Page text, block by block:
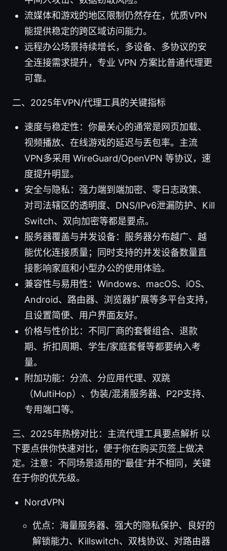
流媒体和游戏的地区限制仍然存在，优质VPN
能提供稳定的跨区域访问能力。
远程办公场景持续增长，多设备、多协议的安
全连接需求提升，专业 VPN 方案比普通代理更
可靠。
二、2025年VPN/代理工具的关键指标
速度与稳定性：你最关心的通常是网页加载、
视频播放、在线游戏的延迟与丢包率。主流
VPN多采用 WireGuard/OpenVPN 等协议，速
度提升明显。
安全与隐私：强力端到端加密、零日志政策、
对司法辖区的透明度、DNS/IPv6泄漏防护、Kill
Switch、双向加密等都是要点。
服务器覆盖与并发设备：服务器分布越广、越
能优化连接质量；同时支持的并发设备数量直
接影响家庭和小型办公的使用体验。
兼容性与易用性：Windows、macOS、iOS、
Android、路由器、浏览器扩展等多平台支持，
且设置简便、用户界面友好。
价格与性价比：不同厂商的套餐组合、退款
期、折扣周期、学生/家庭套餐等都要纳入考
量。
附加功能：分流、分应用代理、双跳
（MultiHop）、伪装/混淆服务器、P2P支持、
专用端口等。
三、2025年热榜对比：主流代理工具要点解析 以
下要点供你快速对比，便于你在购买页签上做决
定。注意：不同场景适用的“最佳”并不相同，关键
在于你的优先级。
NordVPN
优点：海量服务器、强大的隐私保护、良好的
解锁能力、Killswitch、双栈协议、对路由器